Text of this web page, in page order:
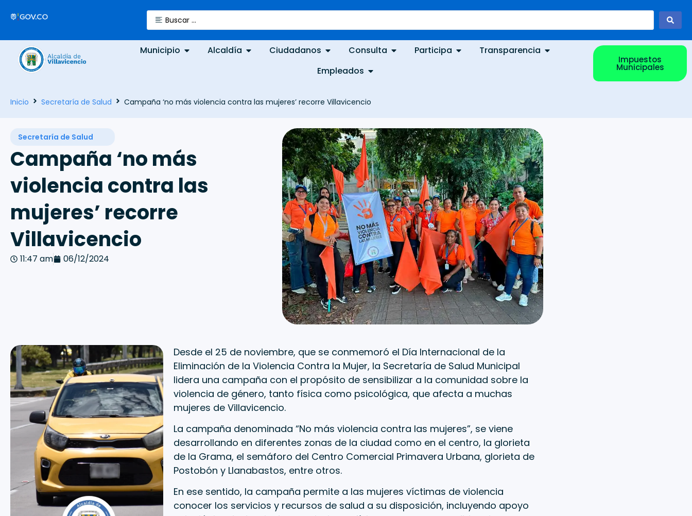
Municipio Alcaldía Ciudadanos Consulta Participa
Transparencia
Empleados
Impuestos
Municipales
Inicio Secretaría de Salud Campaña ‘no más violencia contra las mujeres’ recorre Villavicencio
Secretaría de Salud
Campaña ‘no más
violencia contra las
mujeres’ recorre
Villavicencio
11:47 am 06/12/2024
Desde el 25 de noviembre, que se conmemoró el Día Internacional de la
Eliminación de la Violencia Contra la Mujer, la Secretaría de Salud Municipal
lidera una campaña con el propósito de sensibilizar a la comunidad sobre la
violencia de género, tanto física como psicológica, que afecta a muchas
mujeres de Villavicencio.
La campaña denominada “No más violencia contra las mujeres”, se viene
desarrollando en diferentes zonas de la ciudad como en el centro, la glorieta
de la Grama, el semáforo del Centro Comercial Primavera Urbana, glorieta de
Postobón y Llanabastos, entre otros.
En ese sentido, la campaña permite a las mujeres víctimas de violencia
conocer los servicios y recursos de salud a su disposición, incluyendo apoyo